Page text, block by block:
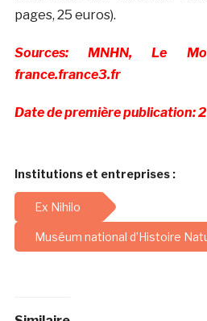
pages, 25 euros).
Sources: MNHN, Le
france.france3.fr
Date de première publication:
Institutions et entreprises :
Ex Nihilo
Muséum national d’Histoire